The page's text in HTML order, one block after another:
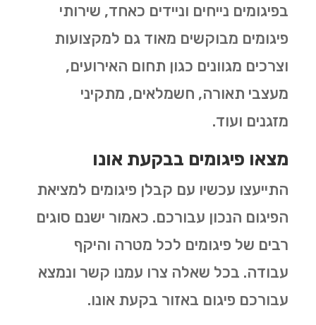
בפיגומים נייחים וניידים כאחד, שירותי
פיגומים מבוקשים מאוד גם למקצועות
וצרכים מגוונים כגון תחום האירועים,
מעצבי תאורה, חשמלאים, מתקיני
מזגנים ועוד.
מצאו פיגומים בבקעת אונו
התייעצו עכשיו עם קבלן פיגומים למציאת
הפיגום הנכון עבורכם. כאמור ישנם סוגים
רבים של פיגומים לכל מטרה והיקף
עבודה. בכל שאלה צרו עמנו קשר ונמצא
עבורכם פיגום באזור בקעת אונו.